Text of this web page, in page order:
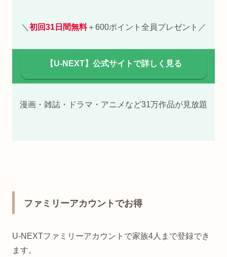
＼ 初回31日間無料＋600ポイント全員プレゼント／
【U-NEXT】公式サイトで詳しく見る
漫画・雑誌・ドラマ・アニメなど31万作品が見放題
ファミリーアカウントでお得
U-NEXTファミリーアカウントで家族4人まで登録でき
ます。